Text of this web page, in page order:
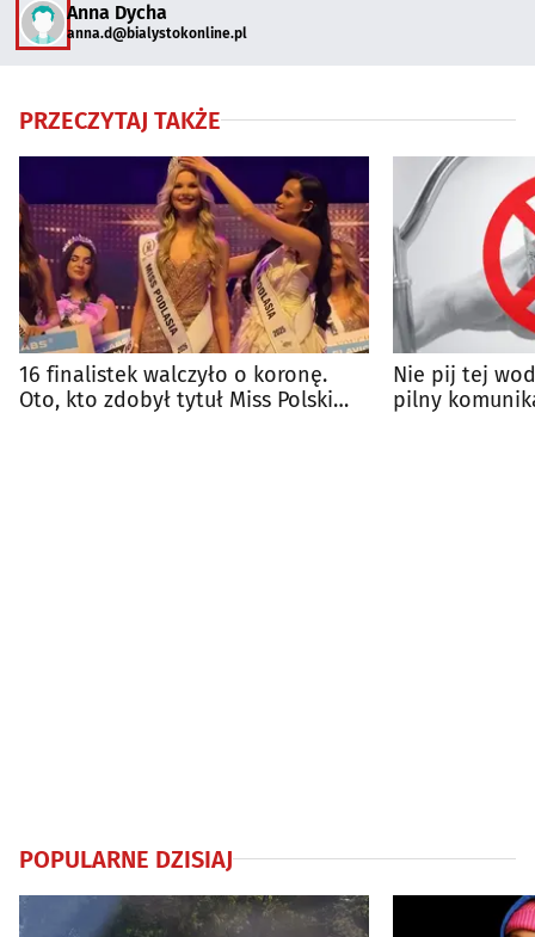
Anna Dycha
anna.d@bialystokonline.pl
PRZECZYTAJ TAKŻE
16 finalistek walczyło o koronę.
Oto, kto zdobył tytuł Miss Polski
Nie pij tej
pilny
POPULARNE DZISIAJ